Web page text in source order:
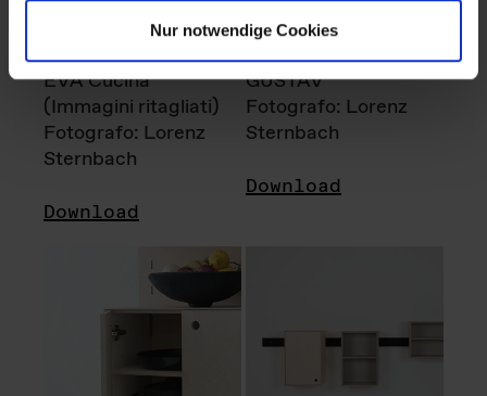
Nur notwendige Cookies
EVA Cucina
(Immagini ritagliati)
Fotografo: Lorenz
Sternbach
Download
GUSTAV
Fotografo: Lorenz
Sternbach
Download